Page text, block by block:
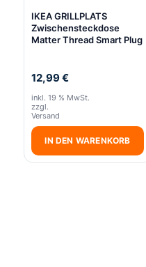
IKEA GRILLPLATS
Zwischensteckdose
Matter Thread Smart Plug
12,99€
inkl. 19 % MwSt.
zzgl.
Versand
IN DEN WARENKORB